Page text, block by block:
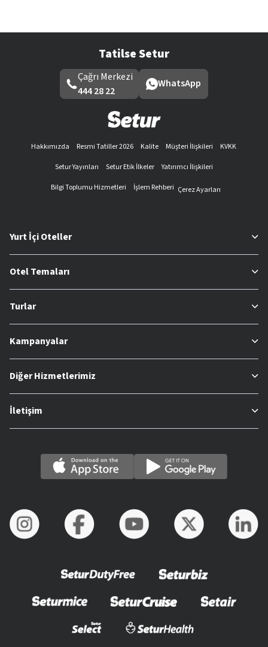
Tatilse Setur
Çağrı Merkezi
444 28 22
WhatsApp
Hakkımızda Resmi Tatiller 2026 Kalite Müşteri İlişkileri
KVKK
Setur Yayınları
Setur Etik İlkeler
Yatırımcı İlişkileri
Bilgi Toplumu Hizmetleri
İşlem Rehberi Çerez Ayarları
Yurt İçi Oteller
Otel Temaları
Turlar
Kampanyalar
Diğer Hizmetlerimiz
İletişim